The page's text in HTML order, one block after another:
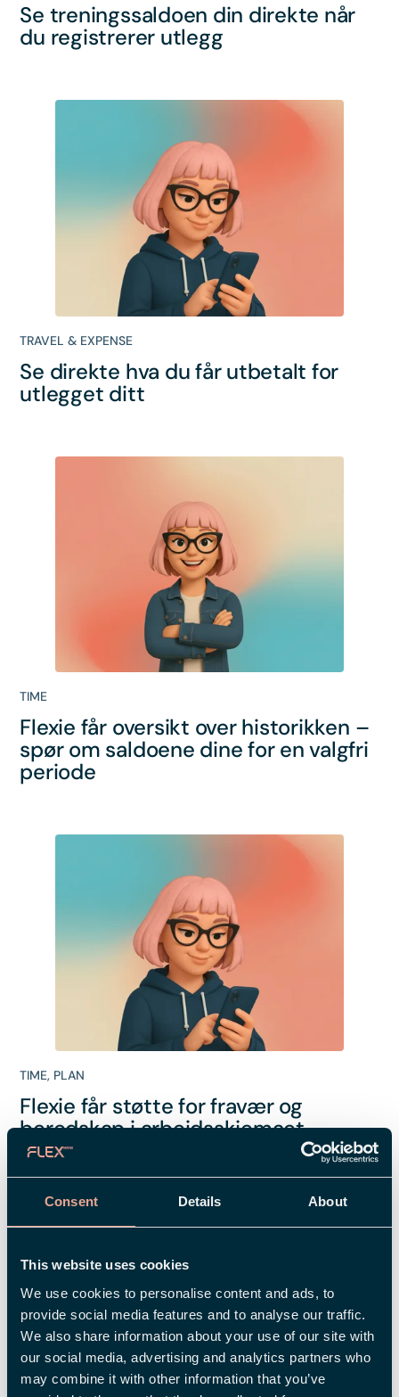
Consent Details About
This website uses cookies
We use cookies to personalise content and ads, to
provide social media features and to analyse our traffic.
We also share information about your use of our site with
our social media, advertising and analytics partners who
may combine it with other information that you’ve
Se treningssaldoen din direkte når
du registrerer utlegg
TRAVEL & EXPENSE
Se direkte hva du får utbetalt for
utlegget ditt
TIME
Flexie får oversikt over historikken –
spør om saldoene dine for en valgfri
periode
TIME, PLAN
Flexie får støtte for fravær og
beredskap i arbeidsskjemaet